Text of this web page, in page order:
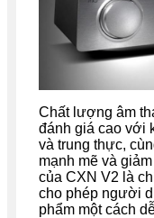
Chất lượng âm
đánh giá cao với
và trung thực,
mạnh mẽ và
của CXN V2 là
cho phép người
phẩm một cách